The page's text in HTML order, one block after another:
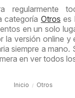
regularmente
categoría Otros es
en un solo
la versión online y
siempre a mano.
en ver todos
Inicio Otros